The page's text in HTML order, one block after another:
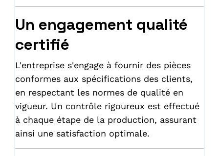
Un engagement qualité
certifié
L'entreprise s'engage à fournir des pièces
conformes aux spécifications des clients,
en respectant les normes de qualité en
vigueur. Un contrôle rigoureux est effectué
à chaque étape de la production, assurant
ainsi une satisfaction optimale.